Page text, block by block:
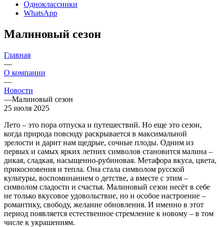
Одноклассники
WhatsApp
Малиновый сезон
Главная
—
О компании
—
Новости
—Малиновый сезон
25 июля 2025
Лето – это пора отпуска и путешествий. Но еще это сезон,
когда природа повсюду раскрывается в максимальной
зрелости и дарит нам щедрые, сочные плоды. Одним из
первых и самых ярких летних символов становится малина –
дикая, сладкая, насыщенно-рубиновая. Метафора вкуса, цвета,
прикосновения и тепла. Она стала символом русской
культуры, воспоминанием о детстве, а вместе с этим –
символом сладости и счастья. Малиновый сезон несёт в себе
не только вкусовое удовольствие, но и особое настроение –
романтику, свободу, желание обновления. И именно в этот
период появляется естественное стремление к новому – в том
числе к украшениям.